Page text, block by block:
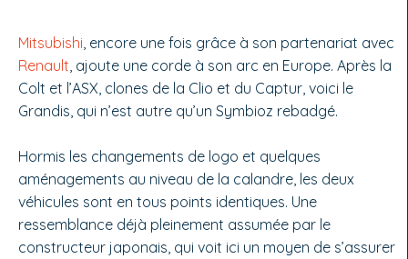
Mitsubishi , encore une fois grâce à son partenariat avec
Renault , ajoute une corde à son arc en Europe. Après la
Colt et l’ASX, clones de la Clio et du Captur, voici le
Grandis, qui n’est autre qu’un Symbioz rebadgé.
Hormis les changements de logo et quelques
aménagements au niveau de la calandre, les deux
véhicules sont en tous points identiques. Une
ressemblance déjà pleinement assumée par le
constructeur japonais, qui voit ici un moyen de s’assurer